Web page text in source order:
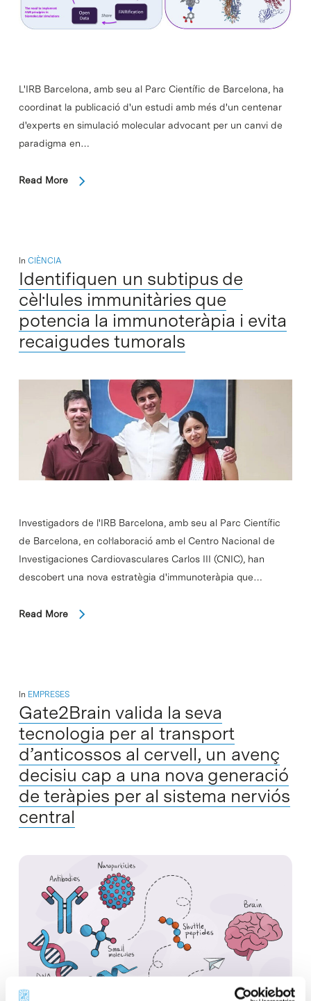
L'IRB Barcelona, amb seu al Parc Científic de Barcelona, ha
coordinat la publicació d'un estudi amb més d'un centenar
d'experts en simulació molecular advocant per un canvi de
paradigma en…
Read More
In CIÈNCIA
Identifiquen un subtipus de
cèl·lules immunitàries que
potencia la immunoteràpia i evita
recaigudes tumorals
Investigadors de l'IRB Barcelona, amb seu al Parc Científic
de Barcelona, en col·laboració amb el Centro Nacional de
Investigaciones Cardiovasculares Carlos III (CNIC), han
descobert una nova estratègia d'immunoteràpia que…
Read More
In EMPRESES
Gate2Brain valida la seva
tecnologia per al transport
d’anticossos al cervell, un avenç
decisiu cap a una nova generació
de teràpies per al sistema nerviós
central